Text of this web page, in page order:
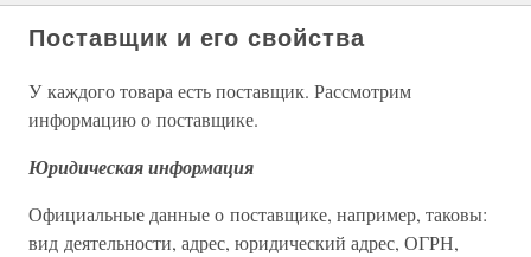
Поставщик и его свойства
У каждого товара есть поставщик. Рассмотрим
информацию о поставщике.
Юридическая информация
Официальные данные о поставщике, например, таковы:
вид деятельности, адрес, юридический адрес, ОГРН,